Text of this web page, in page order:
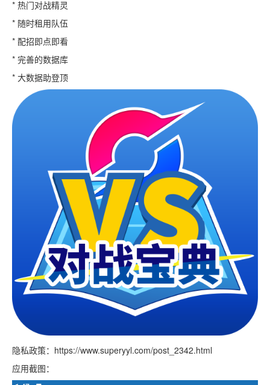
* 热门对战精灵
* 随时租用队伍
* 配招即点即看
* 完善的数据库
* 大数据助登顶
隐私政策：https://www.superyyl.com/post_2342.html
应用截图：